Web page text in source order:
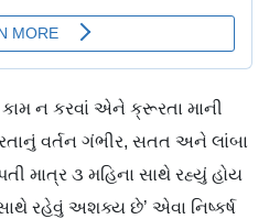
ન કરવાં એને ક્રૂરતા માની
વર્તન ગંભીર, સતત અને લાંબા
માત્ર ૩ મહિના સાથે રહ્યું હોય
રહેવું અશક્ય છે’ એવા નિષ્કર્ષ